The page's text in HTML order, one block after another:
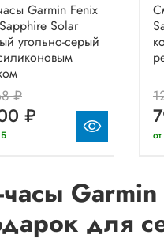
Garmin Fenix
Solar
угольно-серый
₽
₽
для